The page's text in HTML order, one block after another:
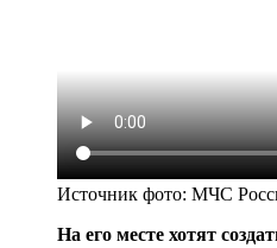
Источник фото: МЧС
На его месте хотят